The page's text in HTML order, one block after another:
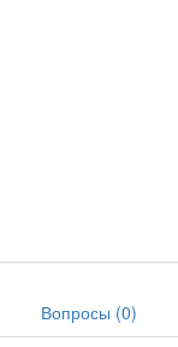
Вопросы (0)